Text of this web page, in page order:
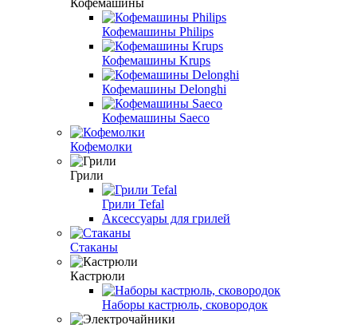
Кофемашины Philips
Кофемашины Krups
Кофемашины Delonghi
Кофемашины Saeco
Кофемолки
Грили
Грили Tefal
Аксессуары для грилей
Стаканы
Кастрюли
Наборы кастрюль, сковородок